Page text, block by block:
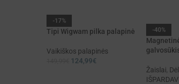
-17%
Tipi Wigwam pilka palapinė
Vaikiškos palapinės
124,99€
-40%
Žaislai,